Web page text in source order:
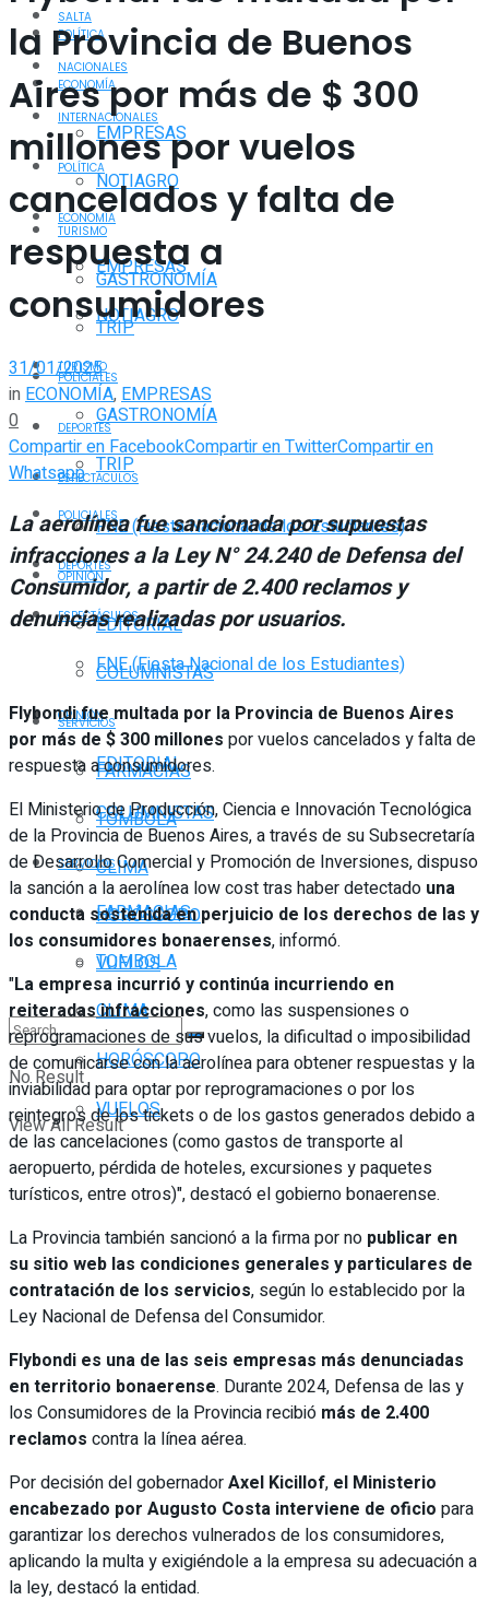
POLÍTICA
ECONOMÍA
EMPRESAS
NOTIAGRO
TURISMO
GASTRONOMÍA
TRIP
POLICIALES
DEPORTES
ESPECTÁCULOS
FNE (Fiesta Nacional de los Estudiantes)
OPINIÓN
EDITORIAL
COLUMNISTAS
SERVICIOS
FARMACIAS
TOMBOLA
CLIMA
HORÓSCOPO
VUELOS
No Result
View All Result
SALTA
NACIONALES
INTERNACIONALES
POLÍTICA
ECONOMÍA
EMPRESAS
NOTIAGRO
TURISMO
GASTRONOMÍA
TRIP
POLICIALES
DEPORTES
ESPECTÁCULOS
FNE (Fiesta Nacional de los Estudiantes)
OPINIÓN
EDITORIAL
COLUMNISTAS
SERVICIOS
FARMACIAS
TOMBOLA
CLIMA
HORÓSCOPO
VUELOS
la Provincia de Buenos
Aires por más de $ 300
millones por vuelos
cancelados y falta de
respuesta a
consumidores
31/01/2025
inECONOMÍA,EMPRESAS
0
Compartir en FacebookCompartir en TwitterCompartir en
Whatsapp
La aerolínea fue sancionada por supuestas
infracciones a la Ley N° 24.240 de Defensa del
Consumidor, a partir de 2.400 reclamos y
denuncias realizadas por usuarios.
Flybondi fue multada por la Provincia de Buenos Aires
por más de $ 300 millones por vuelos cancelados y falta de
respuesta a consumidores.
El Ministerio de Producción, Ciencia e Innovación Tecnológica
de la Provincia de Buenos Aires, a través de su Subsecretaría
de Desarrollo Comercial y Promoción de Inversiones, dispuso
la sanción a la aerolínea low cost tras haber detectado una
conducta sostenida en perjuicio de los derechos de las y
los consumidores bonaerenses, informó.
"La empresa incurrió y continúa incurriendo en
reiteradas infracciones, como las suspensiones o
reprogramaciones de sus vuelos, la dificultad o imposibilidad
de comunicarse con la aerolínea para obtener respuestas y la
inviabilidad para optar por reprogramaciones o por los
reintegros de los tickets o de los gastos generados debido a
de las cancelaciones (como gastos de transporte al
aeropuerto, pérdida de hoteles, excursiones y paquetes
turísticos, entre otros)", destacó el gobierno bonaerense.
La Provincia también sancionó a la firma por no publicar en
su sitio web las condiciones generales y particulares de
contratación de los servicios, según lo establecido por la
Ley Nacional de Defensa del Consumidor.
Flybondi es una de las seis empresas más denunciadas
en territorio bonaerense. Durante 2024, Defensa de las y
los Consumidores de la Provincia recibió más de 2.400
reclamos contra la línea aérea.
Por decisión del gobernadorAxel Kicillof, el Ministerio
encabezado por Augusto Costa interviene de oficio para
garantizar los derechos vulnerados de los consumidores,
aplicando la multa y exigiéndole a la empresa su adecuación a
la ley, destacó la entidad.